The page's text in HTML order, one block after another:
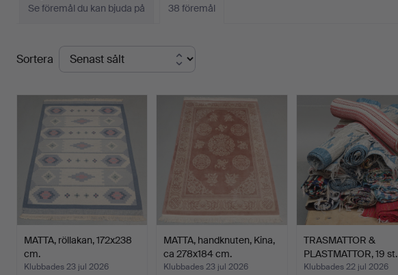
Se föremål du kan bjuda på
38 föremål
Slutpriser
Sortera
MATTA, röllakan, 172x238
cm.
Klubbades 23 jul 2026
MATTA, handknuten, Kina,
ca 278x184 cm.
Klubbades 23 jul 2026
TRASMATTOR &
PLASTMATTOR, 19 st.
Klubbades 22 jul 2026